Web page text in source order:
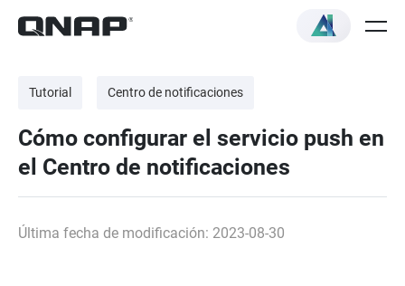
Tutorial Centro de notificaciones
Cómo configurar el servicio push en
el Centro de notificaciones
Última fecha de modificación: 2023-08-30